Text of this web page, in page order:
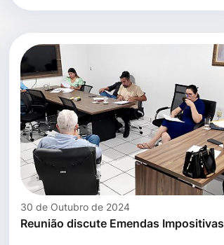
30 de Outubro de 2024
Reunião discute Emendas Impositivas